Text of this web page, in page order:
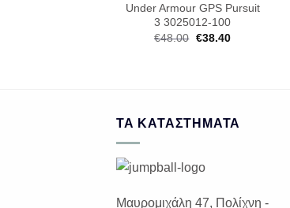
Under Armour GPS Pursuit
3 3025012-100
€48.00 Original
€38.40Η
ΤΑ ΚΑΤΑΣΤΉΜΑΤΑ
Μαυρομιχάλη 47, Πολίχνη -